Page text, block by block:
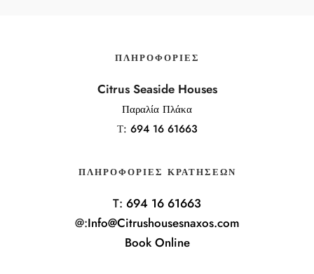
ΠΛΗΡΟΦΟΡΊΕΣ
Citrus Seaside Houses
Παραλία Πλάκα
Τ: 694 16 61663
ΠΛΗΡΟΦΟΡΊΕΣ ΚΡΑΤΉΣΕΩΝ
T: 694 16 61663
@:Info@Citrushousesnaxos.com
Book Online